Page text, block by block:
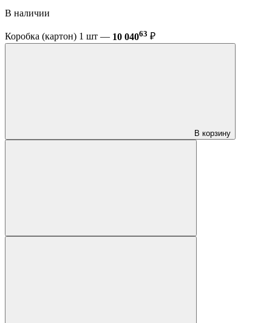
В наличии
Коробка (картон) 1 шт — 10 04063 ₽
В корзину